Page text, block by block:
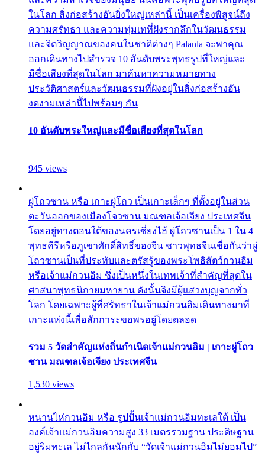
ในโลก สิ่งก่อสร้างอันยิ่งใหญ่เหล่านี้ เป็นเครื่องพิสูจน์ถึง
ความศรัทธา และความทุ่มเทที่ฝังรากลึกในวัฒนธรรม
และจิตวิญญาณของคนในชาติต่างๆ Palanla จะพาคุณ
ออกเดินทางไปสำรวจ 10 อันดับพระพุทธรูปที่ใหญ่และ
มีชื่อเสียงที่สุดในโลก มาค้นหาความหมายทาง
ประวัติศาสตร์และวัฒนธรรมที่ฝังอยู่ในสิ่งก่อสร้างอัน
งดงามเหล่านี้ไปพร้อมๆ กัน
10 อันดับพระใหญ่และมีชื่อเสียงที่สุดในโลก
945 views
ผู่โถวซาน หรือ เกาะผู่โถว เป็นเกาะเล็กๆ ที่ตั้งอยู่ในส่วน
ตะวันออกของเมืองโจวซาน มณฑลเจ้อเจียง ประเทศจีน
โดยอยู่ทางตอนใต้ของนครเซี่ยงไฮ้ ผู่โถวซานเป็น 1 ใน 4
พุทธคีรีหรือภูเขาศักดิ์สิทธิ์ของจีน ชาวพุทธจีนเชื่อกันว่าผู่
โถวซานเป็นที่ประทับและตรัสรู้ของพระโพธิสัตว์กวนอิม
หรือเจ้าแม่กวนอิม ซึ่งเป็นหนึ่งในเทพเจ้าที่สำคัญที่สุดใน
ศาสนาพุทธนิกายมหายาน ดังนั้นจึงมีผู้แสวงบุญจากทั่ว
โลก โดยเฉพาะผู้ที่ศรัทธาในเจ้าแม่กวนอิมเดินทางมาที่
เกาะแห่งนี้เพื่อสักการะขอพรอยู่โดยตลอด
รวม 5 วัดสำคัญแห่งถิ่นกำเนิดเจ้าแม่กวนอิม | เกาะผู่โถว
ซาน มณฑลเจ้อเจียง ประเทศจีน
1,530 views
หนานไห่กวนอิม หรือ รูปปั้นเจ้าแม่กวนอิมทะเลใต้ เป็น
องค์เจ้าแม่กวนอิมความสูง 33 เมตรรวมฐาน ประดิษฐาน
อยู่ริมทะเล ไม่ไกลกันนักกับ “วัดเจ้าแม่กวนอิมไม่ยอมไป”